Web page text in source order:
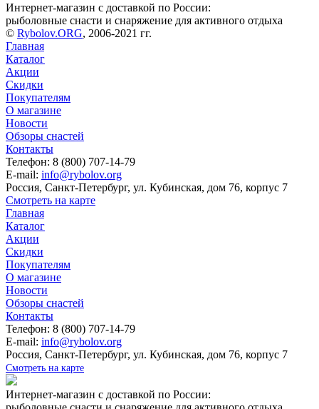
Интернет-магазин с доставкой по России:
рыболовные снасти и снаряжение для активного отдыха
© Rybolov.ORG, 2006-2021 гг.
Главная
Каталог
Акции
Скидки
Покупателям
О магазине
Новости
Обзоры снастей
Контакты
Телефон: 8 (800) 707-14-79
E-mail: info@rybolov.org
Россия, Санкт-Петербург, ул. Кубинская, дом 76, корпус 7
Смотреть на карте
Главная
Каталог
Акции
Скидки
Покупателям
О магазине
Новости
Обзоры снастей
Контакты
Телефон: 8 (800) 707-14-79
E-mail: info@rybolov.org
Россия, Санкт-Петербург, ул. Кубинская, дом 76, корпус 7
Смотреть на карте
Интернет-магазин с доставкой по России: